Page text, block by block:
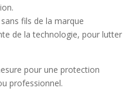
fils de la marque
de la technologie, pour lutter
pour une protection
professionnel.